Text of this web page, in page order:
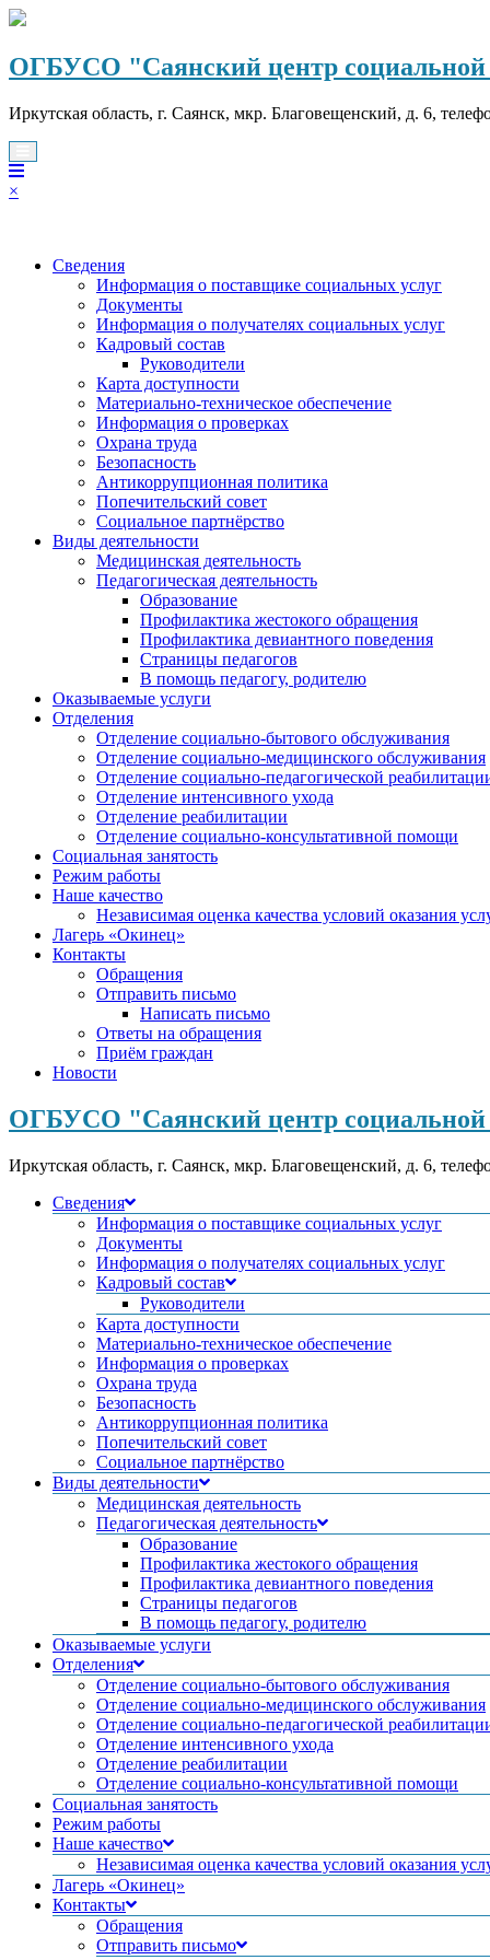
Перейти
содержимому
ОГБУСО "Саянский центр социальной
Иркутская область, г. Саянск, мкр. Благовещенский, д. 6,
×
Сведения
Информация о поставщике социальных услуг
Документы
Информация о получателях социальных услуг
Кадровый состав
Руководители
Карта доступности
Материально-техническое обеспечение
Информация о проверках
Охрана труда
Безопасность
Антикоррупционная политика
Попечительский совет
Социальное партнёрство
Виды деятельности
Медицинская деятельность
Педагогическая деятельность
Образование
Профилактика жестокого обращения
Профилактика девиантного поведения
Страницы педагогов
В помощь педагогу, родителю
Оказываемые услуги
Отделения
Отделение социально-бытового обслуживания
Отделение социально-медицинского обслуживания
Отделение социально-педагогической
Отделение интенсивного ухода
Отделение реабилитации
Отделение социально-консультативной помощи
Социальная занятость
Режим работы
Наше качество
Независимая оценка качества условий оказания
Лагерь «Окинец»
Контакты
Обращения
Отправить письмо
Написать письмо
Ответы на обращения
Приём граждан
Новости
ОГБУСО "Саянский центр социальной
Иркутская область, г. Саянск, мкр. Благовещенский, д. 6,
Сведения
Информация о поставщике социальных услуг
Документы
Информация о получателях социальных услуг
Кадровый состав
Руководители
Карта доступности
Материально-техническое обеспечение
Информация о проверках
Охрана труда
Безопасность
Антикоррупционная политика
Попечительский совет
Социальное партнёрство
Виды деятельности
Медицинская деятельность
Педагогическая деятельность
Образование
Профилактика жестокого обращения
Профилактика девиантного поведения
Страницы педагогов
В помощь педагогу, родителю
Оказываемые услуги
Отделения
Отделение социально-бытового обслуживания
Отделение социально-медицинского обслуживания
Отделение социально-педагогической
Отделение интенсивного ухода
Отделение реабилитации
Отделение социально-консультативной помощи
Социальная занятость
Режим работы
Наше качество
Независимая оценка качества условий оказания
Лагерь «Окинец»
Контакты
Обращения
Отправить письмо